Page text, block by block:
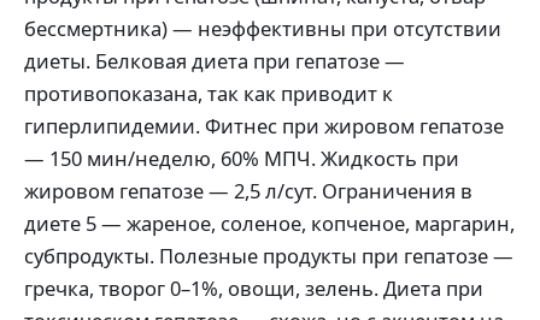
бессмертника) — неэффективны при отсутствии
диеты. Белковая диета при гепатозе —
противопоказана, так как приводит к
гиперлипидемии. Фитнес при жировом гепатозе
— 150 мин/неделю, 60% МПЧ. Жидкость при
жировом гепатозе — 2,5 л/сут. Ограничения в
диете 5 — жареное, соленое, копченое, маргарин,
субпродукты. Полезные продукты при гепатозе —
гречка, творог 0–1%, овощи, зелень. Диета при